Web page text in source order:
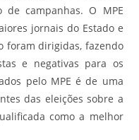
de campanhas. O MPE
jornais do Estado e
foram dirigidas, fazendo
e negativas para os
pelo MPE é de uma
das eleições sobre a
como a melhor